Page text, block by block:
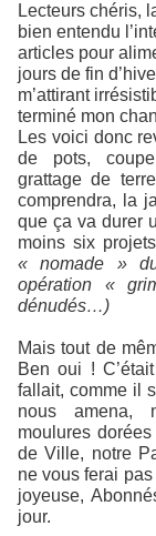
Lecteurs chéris,
bien entendu
articles pour
jours de fin
m’attirant
terminé mon
Les voici donc
de pots,
grattage de
comprendra, la
que ça va durer
moins six
« nomade » du
opération «
dénudés…)
Mais tout de
Ben oui !
fallait, comme il
nous amena,
moulures
de Ville, notre
ne vous ferai
joyeuse,
jour.